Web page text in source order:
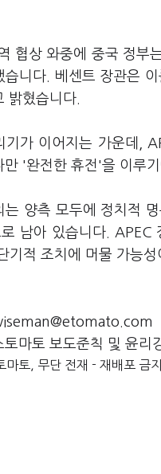
협상 와중에 중국 정부
습니다. 베센트 장관은
밝혔습니다.
기가 이어지는 가운데,
만 '완전한 휴전'을 이루
는 양측 모두에 정치적
남아 있습니다. APEC
기적 조치에 머물 가능
토마토 보도준칙 및 윤리
토, 무단 전재 - 재배포 금지